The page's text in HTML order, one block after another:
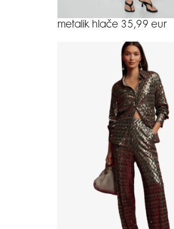
metalik hlače 35,99 eur